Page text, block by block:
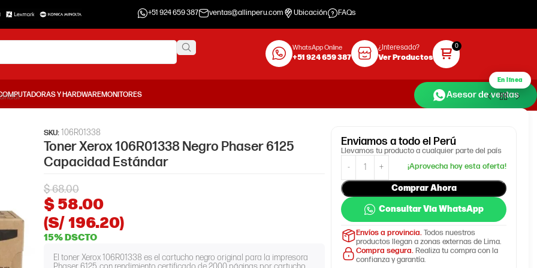
+51 924 659 387 ventas@allinperu.com Ubicación FAQs
WhatsApp Online
+51 924 659 387
¿Interesado?
Ver Productos
Y HARDWAREMONITORES
En línea
Asesor de ventas
SKU:106R01338
Toner Xerox 106R01338 Negro Phaser 6125
Capacidad Estándar
$68.00
$58.00
(S/ 196.20)
15% DSCTO
El toner Xerox 106R01338 es el cartucho negro original para la impresora
Enviamosa todo el Perú
Llevamos tu producto a cualquier parte del país
Comprar Ahora
Consultar Via WhatsApp
Envíos a provincia.Todos nuestros
productos llegan a zonas externas de Lima.
Compra segura.Realiza tu compra con la
confianza y garantía.